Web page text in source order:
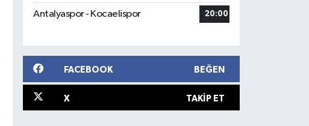
Antalyaspor - Kocaelispor 20:00
FACEBOOK BEĞEN
X TAKIP ET